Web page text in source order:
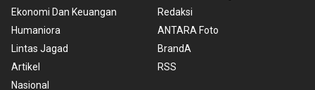
Ekonomi Dan Keuangan
Humaniora
Lintas Jagad
Artikel
Nasional
Redaksi
ANTARA Foto
BrandA
RSS